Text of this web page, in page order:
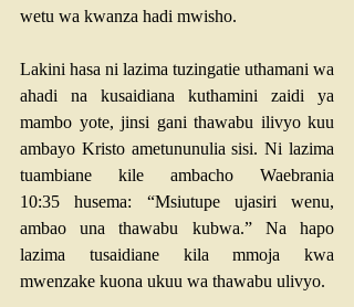
wetu wa kwanza hadi mwisho.
Lakini hasa ni lazima tuzingatie uthamani wa
ahadi na kusaidiana kuthamini zaidi ya
mambo yote, jinsi gani thawabu ilivyo kuu
ambayo Kristo ametununulia sisi. Ni lazima
tuambiane kile ambacho Waebrania
10:35 husema: “Msiutupe ujasiri wenu,
ambao una thawabu kubwa.” Na hapo
lazima tusaidiane kila mmoja kwa
mwenzake kuona ukuu wa thawabu ulivyo.